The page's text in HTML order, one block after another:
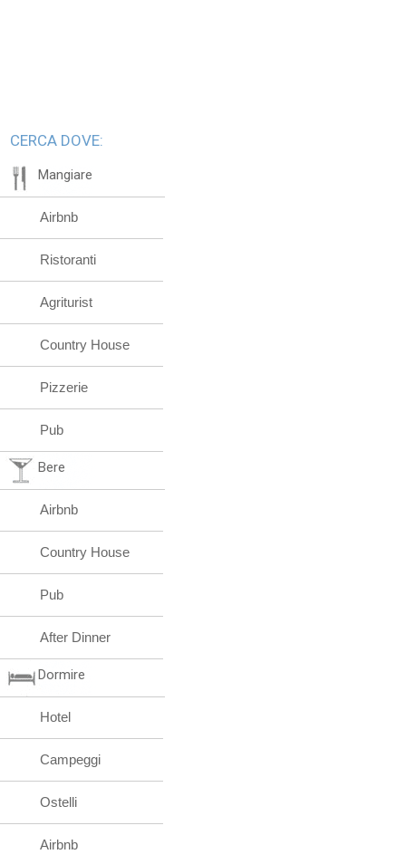
CERCA DOVE:
Mangiare
Airbnb
Ristoranti
Agriturist
Country House
Pizzerie
Pub
Bere
Airbnb
Country House
Pub
After Dinner
Dormire
Hotel
Campeggi
Ostelli
Airbnb